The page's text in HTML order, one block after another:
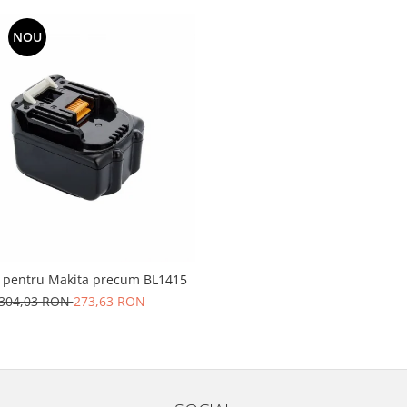
NOU
Makita precum BL1415
RON273,63 RON